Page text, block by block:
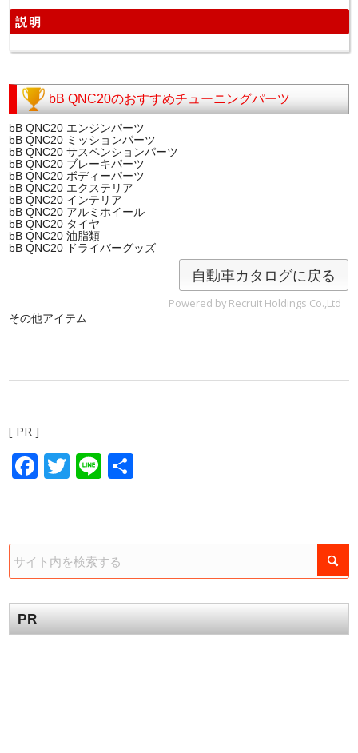
説明
bB QNC20のおすすめチューニングパーツ
bB QNC20 エンジンパーツ
bB QNC20 ミッションパーツ
bB QNC20 サスペンションパーツ
bB QNC20 ブレーキパーツ
bB QNC20 ボディーパーツ
bB QNC20 エクステリア
bB QNC20 インテリア
bB QNC20 アルミホイール
bB QNC20 タイヤ
bB QNC20 油脂類
bB QNC20 ドライバーグッズ
自動車カタログに戻る
Powered by Recruit Holdings Co.,Ltd
その他アイテム
[ PR ]
Facebook
Twitter
Line
PR